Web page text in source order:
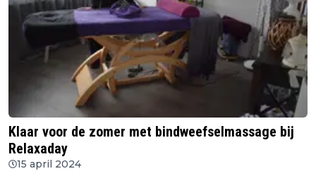
Klaar voor de zomer met bindweefselmassage bij
Relaxaday
15 april 2024